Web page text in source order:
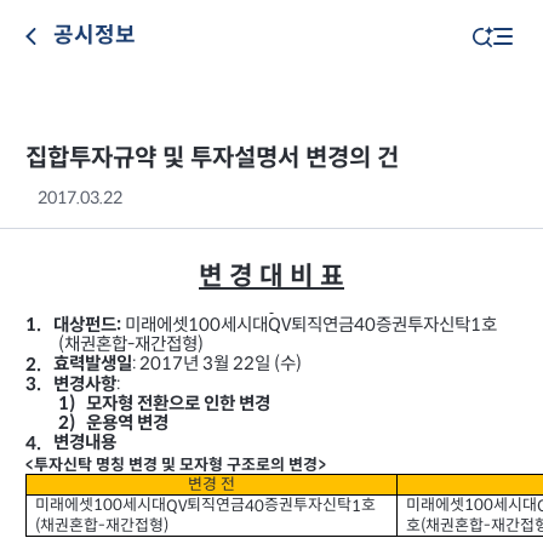
공시정보
집합투자규약 및 투자설명서 변경의 건
2017.03.22
변 경 대 비 표
1. 대상펀드: 미래에셋100세시대QV퇴직연금40증권투자신탁1호
(채권혼합-재간접형)
2.
효력발생일: 2017년 3월 22일 (수)
3.
변경사항:
1) 모자형 전환으로 인한 변경
2) 운용역 변경
4.
변경내용
<투자신탁 명칭 변경 및 모자형 구조로의 변경>
변경 전
미래에셋100세시대QV퇴직연금40증권투자신탁1호
(채권혼합-재간접형)
미래에셋100세시대
호(채권혼합-재간접